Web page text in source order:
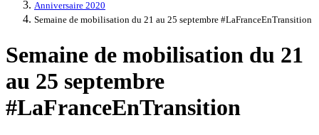
Anniversaire 2020
Semaine de mobilisation du 21 au 25 septembre #LaFranceEnTransition
Semaine de mobilisation du 21
au 25 septembre
#LaFranceEnTransition